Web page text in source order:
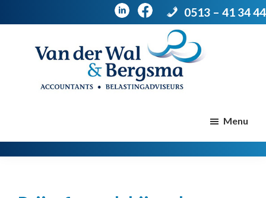
0513 – 41 34 44
Menu